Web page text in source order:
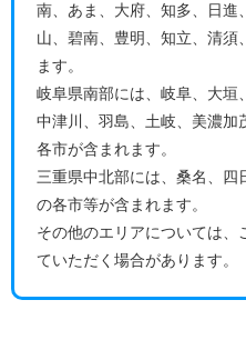
南、あま、大府、知多、日進
山、碧南、豊明、知立、清須
ます。
岐阜県南部には、岐阜、大垣
中津川、羽島、土岐、美濃加
各市が含まれます。
三重県中北部には、桑名、四
の各市等が含まれます。
その他のエリアについては、
ていただく場合があります。